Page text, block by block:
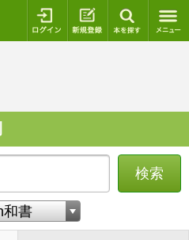
ログイン 新規登録
検索